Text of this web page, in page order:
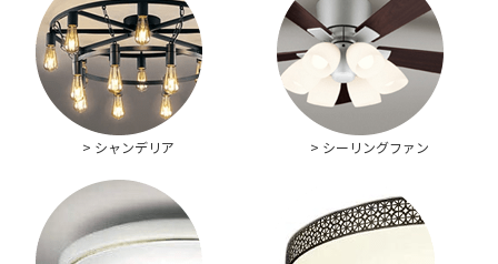
> シャンデリア > シーリングファン